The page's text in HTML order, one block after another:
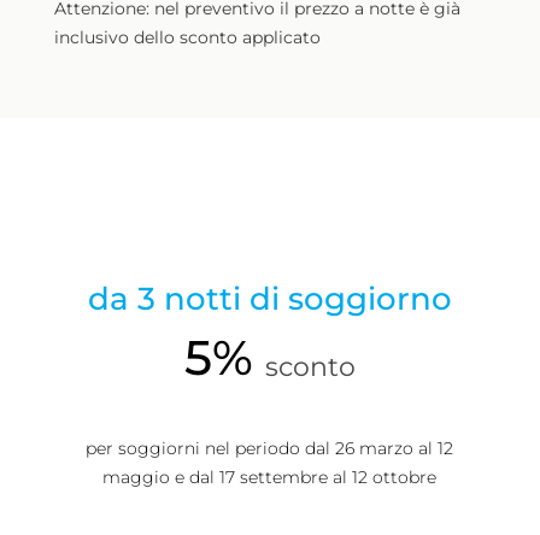
Attenzione: nel preventivo il prezzo a notte è già
inclusivo dello sconto applicato
da 3 notti di soggiorno
5% sconto
per soggiorni nel periodo dal 26 marzo al 12
maggio e dal 17 settembre al 12 ottobre